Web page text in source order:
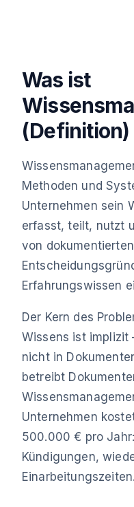
Was ist
(Definition)
Methoden und
Unternehmen sein
erfasst, teilt, nutzt
von
Erfahrungswissen
Der Kern des
Wissens ist
nicht in
betreibt
Unternehmen
500.000 € pro
Kündigungen,
Einarbeitungszeiten.